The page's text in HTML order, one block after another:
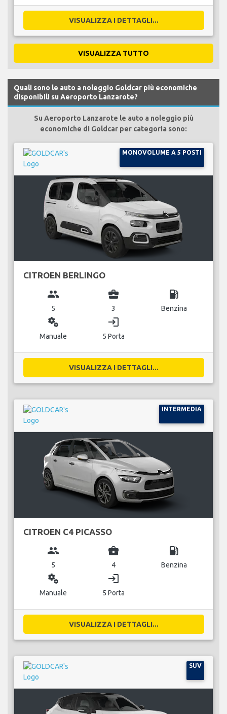
VISUALIZZA I DETTAGLI...
VISUALIZZA TUTTO
Quali sono le auto a noleggio Goldcar più economiche
disponibili su Aeroporto Lanzarote?
Su Aeroporto Lanzarote le auto a noleggio più
economiche di Goldcar per categoria sono:
MONOVOLUME A 5 POSTI
CITROEN BERLINGO
group
5
business_center
3
local_gas_station
Benzina
miscellaneous_services
Manuale
login
5 Porta
VISUALIZZA I DETTAGLI...
INTERMEDIA
CITROEN C4 PICASSO
group
5
business_center
4
local_gas_station
Benzina
miscellaneous_services
Manuale
login
5 Porta
VISUALIZZA I DETTAGLI...
SUV